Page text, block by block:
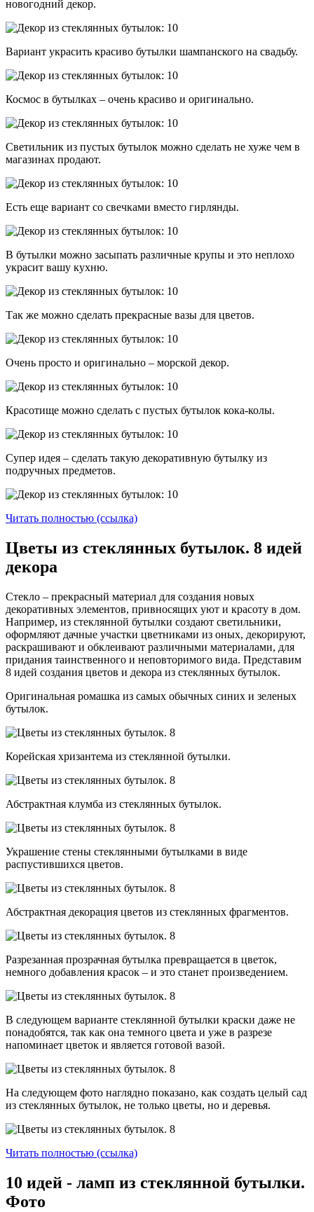
новогодний декор.
Вариант украсить красиво бутылки шампанского на свадьбу.
Космос в бутылках – очень красиво и оригинально.
Светильник из пустых бутылок можно сделать не хуже чем в
магазинах продают.
Есть еще вариант со свечками вместо гирлянды.
В бутылки можно засыпать различные крупы и это неплохо
украсит вашу кухню.
Так же можно сделать прекрасные вазы для цветов.
Очень просто и оригинально – морской декор.
Красотище можно сделать с пустых бутылок кока-колы.
Супер идея – сделать такую декоративную бутылку из
подручных предметов.
Читать полностью (ссылка)
Цветы из стеклянных бутылок. 8 идей
декора
Стекло – прекрасный материал для создания новых
декоративных элементов, привносящих уют и красоту в дом.
Например, из стеклянной бутылки создают светильники,
оформляют дачные участки цветниками из оных, декорируют,
раскрашивают и обклеивают различными материалами, для
придания таинственного и неповторимого вида. Представим
8 идей создания цветов и декора из стеклянных бутылок.
Оригинальная ромашка из самых обычных синих и зеленых
бутылок.
Корейская хризантема из стеклянной бутылки.
Абстрактная клумба из стеклянных бутылок.
Украшение стены стеклянными бутылками в виде
распустившихся цветов.
Абстрактная декорация цветов из стеклянных фрагментов.
Разрезанная прозрачная бутылка превращается в цветок,
немного добавления красок – и это станет произведением.
В следующем варианте стеклянной бутылки краски даже не
понадобятся, так как она темного цвета и уже в разрезе
напоминает цветок и является готовой вазой.
На следующем фото наглядно показано, как создать целый сад
из стеклянных бутылок, не только цветы, но и деревья.
Читать полностью (ссылка)
10 идей - ламп из стеклянной бутылки.
Фото